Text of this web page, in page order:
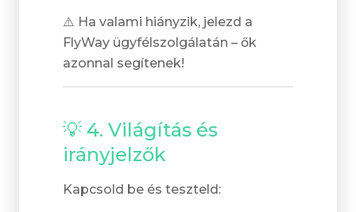
⚠️ Ha valami hiányzik, jelezd a
FlyWay ügyfélszolgálatán – ők
azonnal segítenek!
💡 4. Világítás és
irányjelzők
Kapcsold be és teszteld: